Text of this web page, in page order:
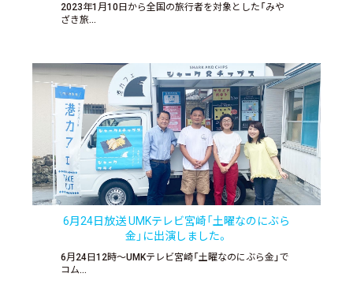
2023年1月10日から全国の旅行者を対象とした「みや
ざき旅…
6月24日放送 UMKテレビ宮崎「土曜なのにぶら
金」に出演しました。
6月24日12時〜UMKテレビ宮崎「土曜なのにぶら金」で
コム…